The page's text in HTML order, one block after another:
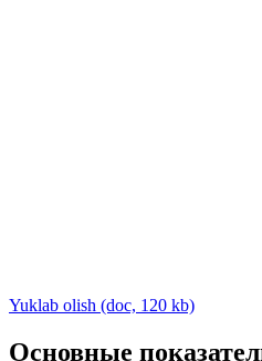
Yuklab olish (doc, 120 kb)
Основные